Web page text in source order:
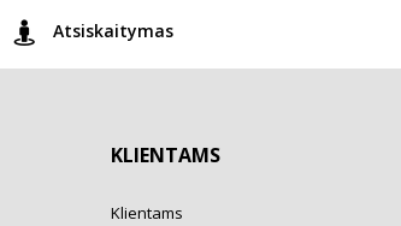
Atsiskaitymas
KLIENTAMS
Klientams